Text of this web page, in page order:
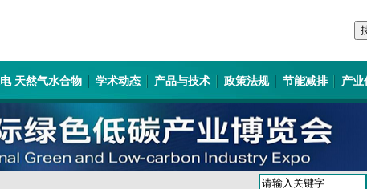
天然气水合物 学术动态 产品与技术 政策法规 节能减排 产业